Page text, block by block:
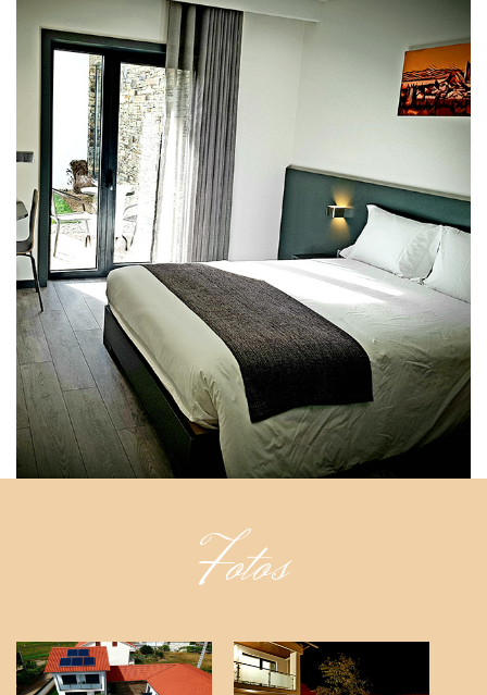
Fotos